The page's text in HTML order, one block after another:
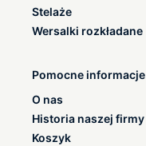
Stelaże
Wersalki rozkładane
Pomocne informacje
O nas
Historia naszej firmy
Koszyk